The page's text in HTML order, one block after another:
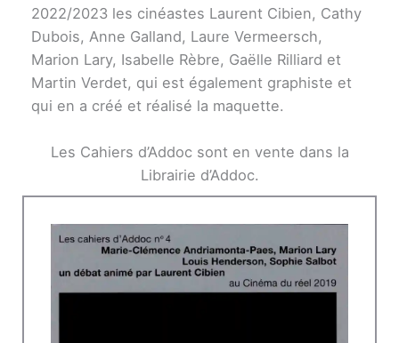
2022/2023 les cinéastes Laurent Cibien, Cathy
Dubois, Anne Galland, Laure Vermeersch,
Marion Lary, Isabelle Rèbre, Gaëlle Rilliard et
Martin Verdet, qui est également graphiste et
qui en a créé et réalisé la maquette.
Les Cahiers d’Addoc sont en vente dans la
Librairie d’Addoc.